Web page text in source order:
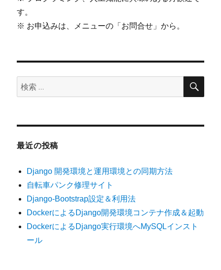
す。
※ お申込みは、メニューの「お問合せ」から。
検
索:
検
最近の投稿
Django 開発環境と運用環境との同期方法
自転車パンク修理サイト
Django-Bootstrap設定＆利用法
DockerによるDjango開発環境コンテナ作成＆起動
DockerによるDjango実行環境へMySQLインスト
ール